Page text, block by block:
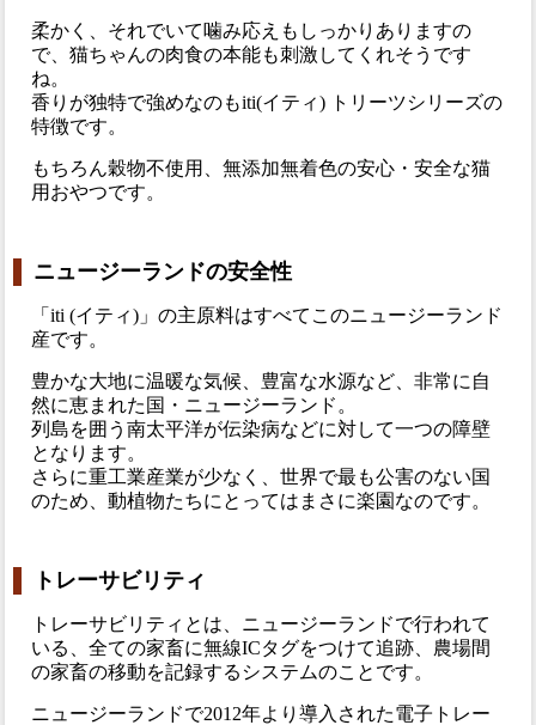
柔かく、それでいて噛み応えもしっかりありますの
で、猫ちゃんの肉食の本能も刺激してくれそうです
ね。
香りが独特で強めなのもiti(イティ) トリーツシリーズの
特徴です。
もちろん穀物不使用、無添加無着色の安心・安全な猫
用おやつです。
ニュージーランドの安全性
「iti (イティ)」の主原料はすべてこのニュージーランド
産です。
豊かな大地に温暖な気候、豊富な水源など、非常に自
然に恵まれた国・ニュージーランド。
列島を囲う南太平洋が伝染病などに対して一つの障壁
となります。
さらに重工業産業が少なく、世界で最も公害のない国
のため、動植物たちにとってはまさに楽園なのです。
トレーサビリティ
トレーサビリティとは、ニュージーランドで行われて
いる、全ての家畜に無線ICタグをつけて追跡、農場間
の家畜の移動を記録するシステムのことです。
ニュージーランドで2012年より導入された電子トレー